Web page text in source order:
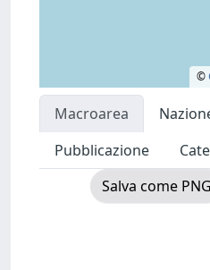
©
Macroarea
Pubblicazione
Salva come PNG